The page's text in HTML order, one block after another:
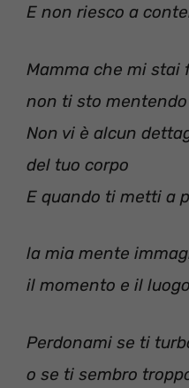
E non riesco a
Mamma che mi stai
non ti sto mentendo
Non vi è alcun
del tuo corpo
E quando ti metti a
la mia mente
il momento e il luogo
Perdonami se ti
o se ti sembro